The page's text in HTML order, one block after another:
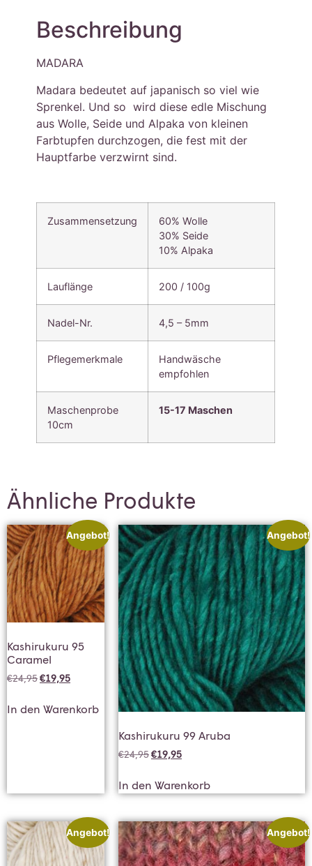
Beschreibung
MADARA
Madara bedeutet auf japanisch so viel wie
Sprenkel. Und so wird diese edle Mischung
aus Wolle, Seide und Alpaka von kleinen
Farbtupfen durchzogen, die fest mit der
Hauptfarbe verzwirnt sind.
Zusammensetzung
60% Wolle
30% Seide
10% Alpaka
Lauflänge 200 / 100g
Nadel-Nr. 4,5 – 5mm
Pflegemerkmale
Handwäsche
empfohlen
Maschenprobe
10cm
15-17 Maschen
Ähnliche Produkte
Angebot!
Kashirukuru 95
Caramel
€24,95€19,95
In den Warenkorb
Angebot!
Kashirukuru 99 Aruba
€24,95€19,95
In den Warenkorb
Angebot! Angebot!